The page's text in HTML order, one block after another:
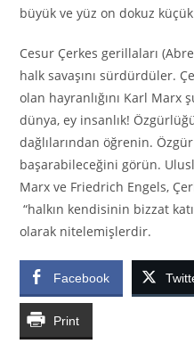
büyük ve yüz on dokuz
Cesur Çerkes gerillaları
halk savaşını sürdürdüler.
olan hayranlığını Karl Marx
dünya, ey insanlık!
dağlılarından öğrenin.
başarabileceğini görün.
Marx ve Friedrich Engels,
“halkın kendisinin bizzat
olarak nitelemişlerdir.
Facebook
Print